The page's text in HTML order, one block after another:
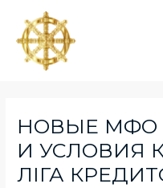
НОВЫЕ МФО
И УСЛОВИЯ
ЛІГА